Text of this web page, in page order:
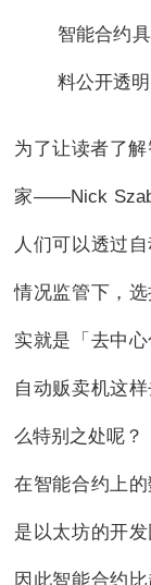
智能合约
料公开透
为了让读者了
家——Nick
人们可以透过
情况监管下，
实就是「去中
自动贩卖机这
么特别之处呢？
在智能合约上
是以太坊的开
因此智能合约